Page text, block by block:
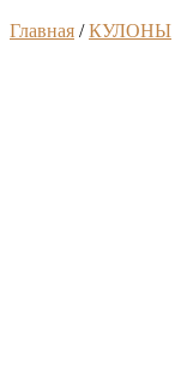
Главная /КУЛОНЫ